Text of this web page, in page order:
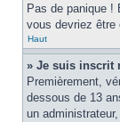
Pas de panique !
vous devriez être
Haut
» Je suis inscrit
Premièrement,
dessous de 13
un